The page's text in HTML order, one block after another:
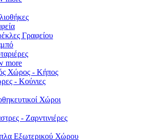
Γραφείου
more
Χώρος - Κήπος
- Κούνιες
Χώροι
- Ζαρντινιέρες
Εξωτερικού Χώρου